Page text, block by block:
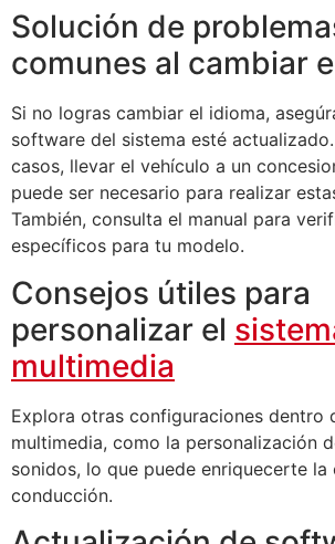
Solución de
comunes al cambiar
Si no logras cambiar el idioma,
software del sistema esté
casos, llevar el vehículo a un
puede ser necesario para realizar
También, consulta el manual para
específicos para tu modelo.
Consejos útiles para
personalizar el
multimedia
Explora otras configuraciones dentro
multimedia, como la personalización
sonidos, lo que puede enriquecerte la
conducción.